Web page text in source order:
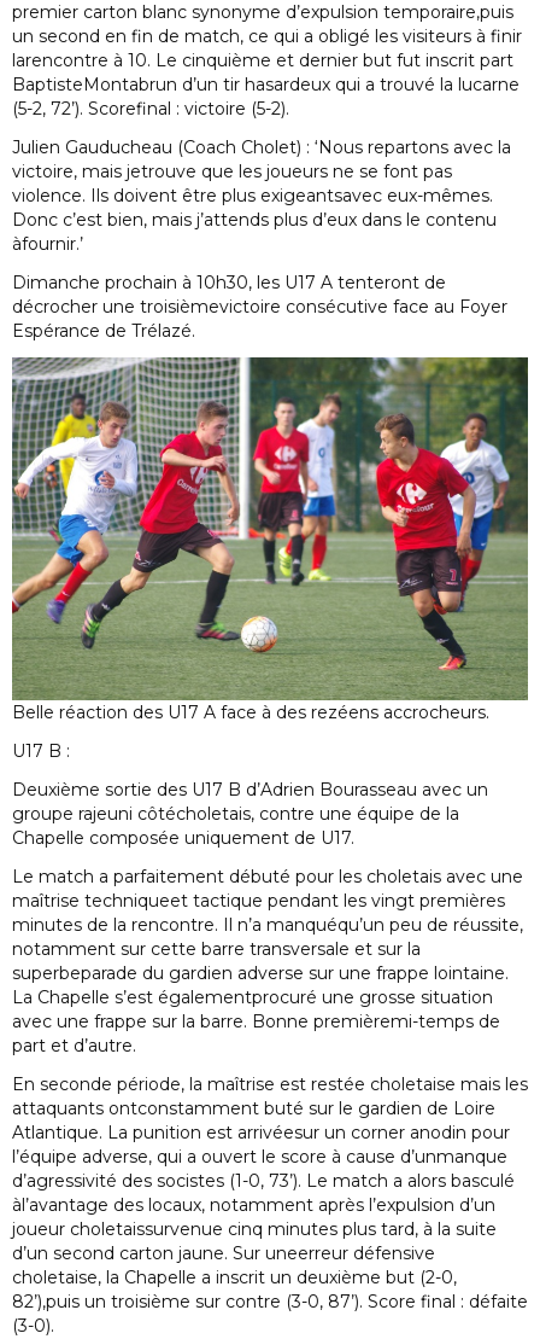
premier carton blanc synonyme d’expulsion temporaire,puis
un second en fin de match, ce qui a obligé les visiteurs à finir
larencontre à 10. Le cinquième et dernier but fut inscrit part
BaptisteMontabrun d’un tir hasardeux qui a trouvé la lucarne
(5-2, 72’). Scorefinal : victoire (5-2).
Julien Gauducheau (Coach Cholet) : ‘Nous repartons avec la
victoire, mais jetrouve que les joueurs ne se font pas
violence. Ils doivent être plus exigeantsavec eux-mêmes.
Donc c’est bien, mais j’attends plus d’eux dans le contenu
àfournir.’
Dimanche prochain à 10h30, les U17 A tenteront de
décrocher une troisièmevictoire consécutive face au Foyer
Espérance de Trélazé.
Belle réaction des U17 A face à des rezéens accrocheurs.
U17 B :
Deuxième sortie des U17 B d’Adrien Bourasseau avec un
groupe rajeuni côtécholetais, contre une équipe de la
Chapelle composée uniquement de U17.
Le match a parfaitement débuté pour les choletais avec une
maîtrise techniqueet tactique pendant les vingt premières
minutes de la rencontre. Il n’a manquéqu’un peu de réussite,
notamment sur cette barre transversale et sur la
superbeparade du gardien adverse sur une frappe lointaine.
La Chapelle s’est égalementprocuré une grosse situation
avec une frappe sur la barre. Bonne premièremi-temps de
part et d’autre.
En seconde période, la maîtrise est restée choletaise mais les
attaquants ontconstamment buté sur le gardien de Loire
Atlantique. La punition est arrivéesur un corner anodin pour
l’équipe adverse, qui a ouvert le score à cause d’unmanque
d’agressivité des socistes (1-0, 73’). Le match a alors basculé
àl’avantage des locaux, notamment après l’expulsion d’un
joueur choletaissurvenue cinq minutes plus tard, à la suite
d’un second carton jaune. Sur uneerreur défensive
choletaise, la Chapelle a inscrit un deuxième but (2-0,
82’),puis un troisième sur contre (3-0, 87’). Score final : défaite
(3-0).